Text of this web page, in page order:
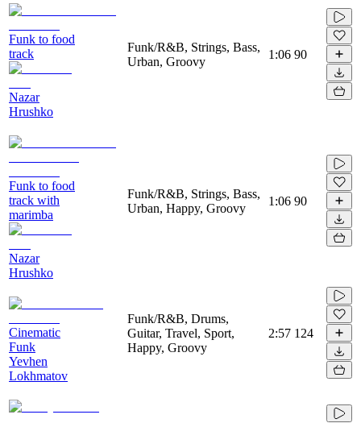
Funk to food
track
Nazar
Hrushko
Funk/R&B, Strings, Bass,
Urban, Groovy
1:06 90
Funk to food
track with
marimba
Nazar
Hrushko
Funk/R&B, Strings, Bass,
Urban, Happy, Groovy
1:06 90
Cinematic
Funk
Yevhen
Lokhmatov
Funk/R&B, Drums,
Guitar, Travel, Sport,
Happy, Groovy
2:57 124